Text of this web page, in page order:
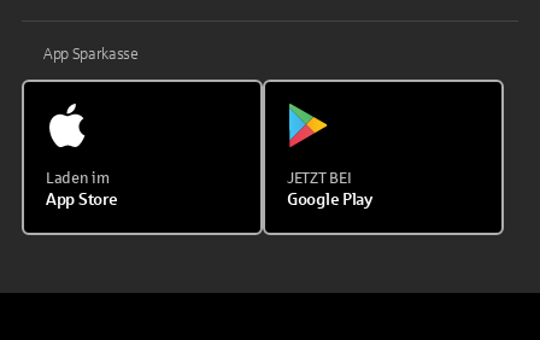
App Sparkasse
Laden im
App Store
JETZT BEI
Google Play